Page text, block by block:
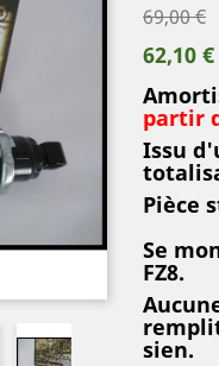
69,00 €
62,10 €
partir
Issu
Pièce
Se
FZ8.
sien.